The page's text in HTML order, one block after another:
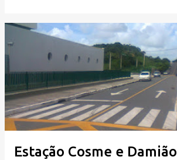
Estação Cosme e Damião